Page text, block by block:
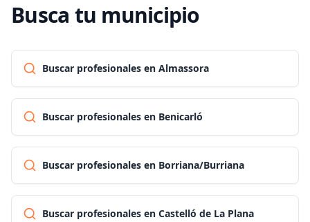
Busca tu municipio
Buscar profesionales en Almassora
Buscar profesionales en Benicarló
Buscar profesionales en Borriana/Burriana
Buscar profesionales en Castelló de La Plana